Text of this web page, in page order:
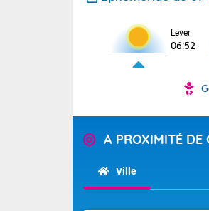
Lever
06:52
A PROXIMITÉ DE
Ville